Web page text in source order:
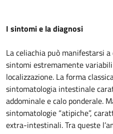
I sintomi e la diagnosi
La celiachia può manifestarsi
sintomi estremamente
localizzazione. La forma
sintomatologia intestinale
addominale e calo ponderale.
sintomatologie “atipiche”,
extra-intestinali. Tra queste